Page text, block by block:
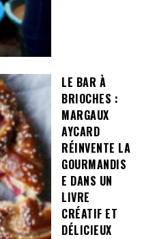
LE BAR À
BRIOCHES :
MARGAUX
AYCARD
RÉINVENTE LA
GOURMANDIS
E DANS UN
LIVRE
CRÉATIF ET
DÉLICIEUX